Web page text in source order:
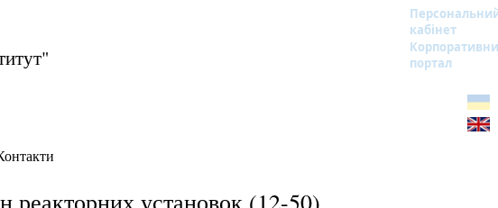
кабінет
портал
реакторних установок (12-50)